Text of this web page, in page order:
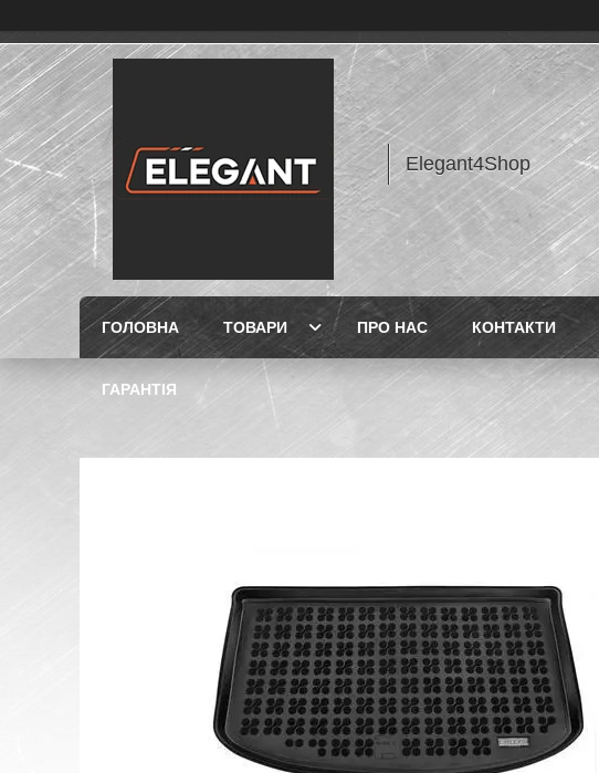
Elegant4Shop
ГОЛОВНА ТОВАРИ ПРО НАС КОНТАКТИ
ГАРАНТІЯ